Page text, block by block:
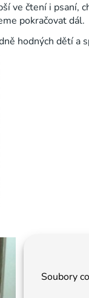
Soubory
ve čtení i psaní,
pokračovat dál.
hodných dětí a